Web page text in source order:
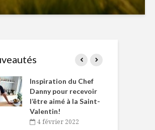
Inspiration du Chef
Danny pour recevoir
l’être aimé à la Saint-
Valentin!
4 février 2022